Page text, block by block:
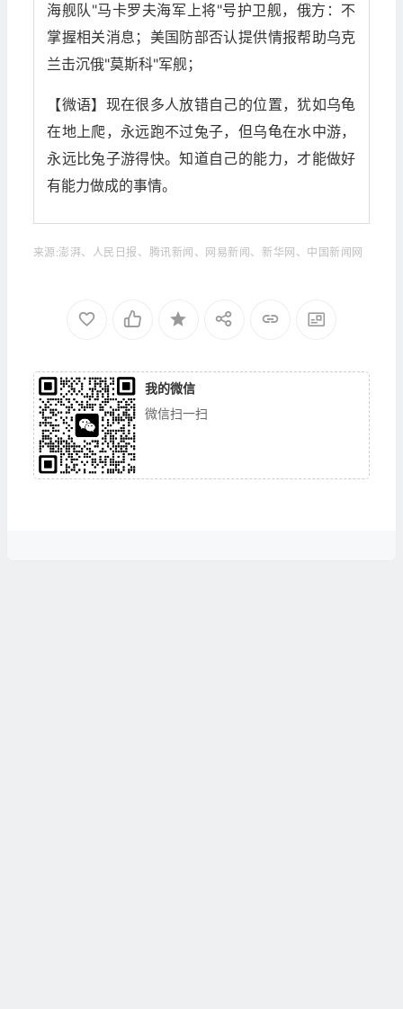
海舰队"马卡罗夫海军上将"号护卫舰，俄方：不
掌握相关消息；美国防部否认提供情报帮助乌克
兰击沉俄"莫斯科"军舰；
【微语】现在很多人放错自己的位置，犹如乌龟
在地上爬，永远跑不过兔子，但乌龟在水中游，
永远比兔子游得快。知道自己的能力，才能做好
有能力做成的事情。
来源:澎湃、人民日报、腾讯新闻、网易新闻、新华网、中国新闻网
我的微信
微信扫一扫